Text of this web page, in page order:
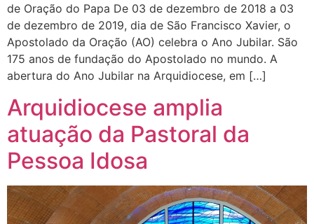
de Oração do Papa De 03 de dezembro de 2018 a 03
de dezembro de 2019, dia de São Francisco Xavier, o
Apostolado da Oração (AO) celebra o Ano Jubilar. São
175 anos de fundação do Apostolado no mundo. A
abertura do Ano Jubilar na Arquidiocese, em […]
Arquidiocese amplia
atuação da Pastoral da
Pessoa Idosa